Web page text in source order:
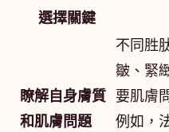
選擇關鍵
瞭解自身膚質
和肌膚問題
不同胜
皺、緊
要肌膚
例如，